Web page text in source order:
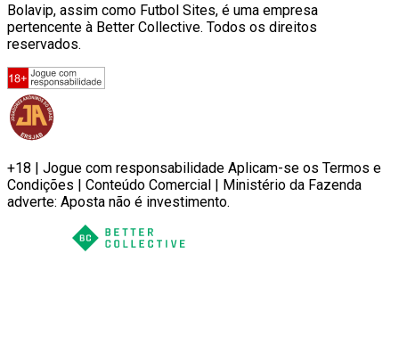
Bolavip, assim como Futbol Sites, é uma empresa
pertencente à Better Collective. Todos os direitos
reservados.
+18 | Jogue com responsabilidade Aplicam-se os Termos e
Condições | Conteúdo Comercial | Ministério da Fazenda
adverte: Aposta não é investimento.